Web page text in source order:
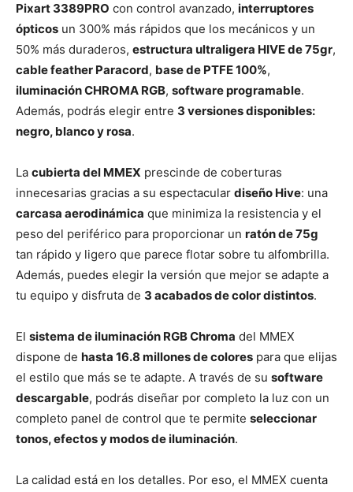
Pixart 3389PRO con control avanzado, interruptores
ópticos un 300% más rápidos que los mecánicos y un
50% más duraderos, estructura ultraligera HIVE de 75gr,
cable feather Paracord, base de PTFE 100%,
iluminación CHROMA RGB, software programable.
Además, podrás elegir entre 3 versiones disponibles:
negro, blanco y rosa.
La cubierta del MMEX prescinde de coberturas
innecesarias gracias a su espectacular diseño Hive: una
carcasa aerodinámica que minimiza la resistencia y el
peso del periférico para proporcionar un ratón de 75g
tan rápido y ligero que parece flotar sobre tu alfombrilla.
Además, puedes elegir la versión que mejor se adapte a
tu equipo y disfruta de 3 acabados de color distintos.
El sistema de iluminación RGB Chroma del MMEX
dispone de hasta 16.8 millones de colores para que elijas
el estilo que más se te adapte. A través de su software
descargable, podrás diseñar por completo la luz con un
completo panel de control que te permite seleccionar
tonos, efectos y modos de iluminación.
La calidad está en los detalles. Por eso, el MMEX cuenta